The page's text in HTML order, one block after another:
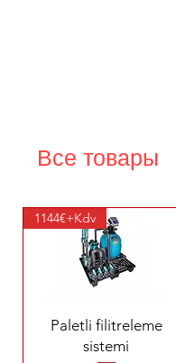
Все товары
Быстрый просмотр
1144€+Kdv
Paletli filitreleme
sistemi